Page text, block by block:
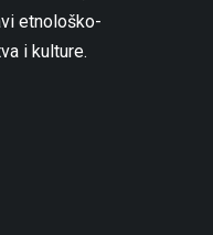
etnološko-
i kulture.